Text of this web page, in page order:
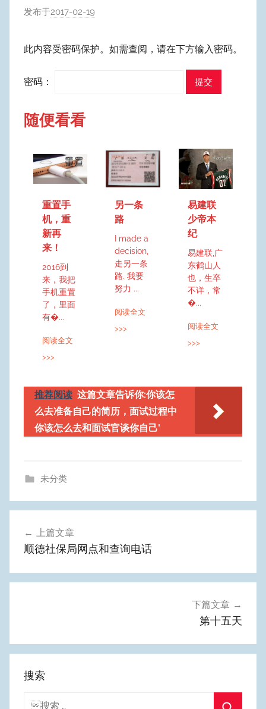
发布于2017-02-19
:
此内容受密码保护。如需查阅，请在下方输入密码。
密码：
随便看看
重置手
机，重
新再
来！
2016到
来，我把
手机重置
了，里面
有�...
阅读全文
>>>
另一条
路
I made a
decision,
走另一条
路. 我要
努力 ...
阅读全文
>>>
易建联
少帝本
纪
易建联,广
东鹤山人
也，生卒
不详，常
�...
阅读全文
>>>
推荐阅读 这篇文章告诉你:你该怎
么去准备自己的简历，面试过程中
你该怎么去和面试官谈你自己'
未分类
航
上篇文章
顺德社保局网点和查询电话
下篇文章
第十五天
搜索
搜